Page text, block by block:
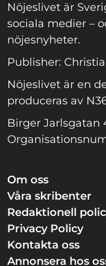
Nöjeslivet är
sociala medier –
nöjesnyheter.
Publisher:
Nöjeslivet är en
produceras av
Birger Jarlsgatan
Om oss
Våra skribenter
Redaktionell
Privacy Policy
Kontakta oss
Annonsera hos